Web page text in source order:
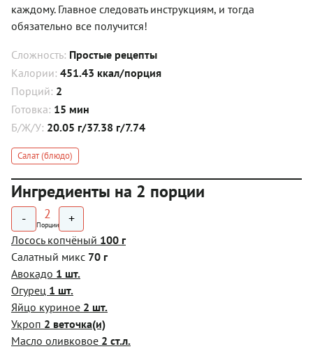
каждому. Главное следовать инструкциям, и тогда
обязательно все получится!
Сложность: Простые рецепты
Калории: 451.43 ккал/порция
Порций: 2
Готовка: 15 мин
Б/Ж/У: 20.05 г/37.38 г/7.74
Салат (блюдо)
Ингредиенты на 2 порции
- 2
Порции +
Лосось копчёный 100 г
Салатный микс 70 г
Авокадо 1 шт.
Огурец 1 шт.
Яйцо куриное 2 шт.
Укроп 2 веточка(и)
Масло оливковое 2 ст.л.